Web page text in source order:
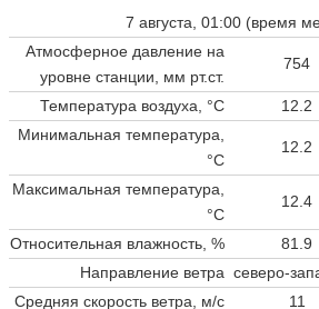
7 августа, 01:00 (время
Атмосферное давление на
уровне станции, мм рт.ст.
754
Температура воздуха, °C
12.2
Минимальная температура,
°C
12.2
Максимальная температура,
°C
12.4
Относительная влажность, %
81.9
Направление ветра северо-
Средняя скорость ветра, м/с
11